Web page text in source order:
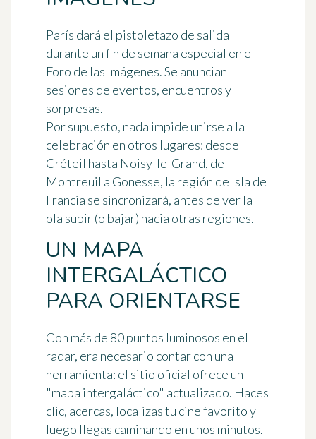
París dará el pistoletazo de salida
durante un fin de semana especial en el
Foro de las Imágenes. Se anuncian
sesiones de eventos, encuentros y
sorpresas.
Por supuesto, nada impide unirse a la
celebración en otros lugares: desde
Créteil hasta Noisy-le-Grand, de
Montreuil a Gonesse, la región de Isla de
Francia se sincronizará, antes de ver la
ola subir (o bajar) hacia otras regiones.
UN MAPA
INTERGALÁCTICO
PARA ORIENTARSE
Con más de 80 puntos luminosos en el
radar, era necesario contar con una
herramienta: el sitio oficial ofrece un
"mapa intergaláctico" actualizado. Haces
clic, acercas, localizas tu cine favorito y
luego llegas caminando en unos minutos.